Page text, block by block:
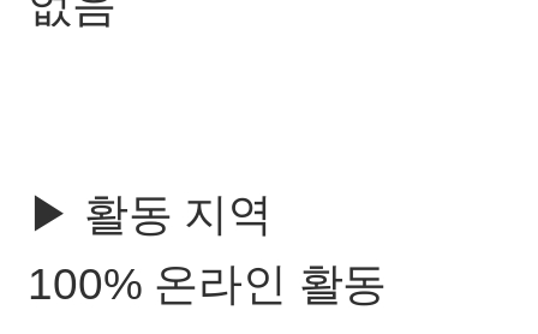
▶ 활동 지역
100% 온라인 활동